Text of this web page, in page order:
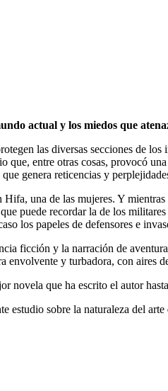
actual y los miedos que
las diversas secciones de
entre otras cosas, provocó
genera reticencias y
una de las mujeres. Y
puede recordar la de los militares
los papeles de defensores e
ficción y la narración de
y turbadora, con aires
novela que ha escrito el autor
estudio sobre la naturaleza del